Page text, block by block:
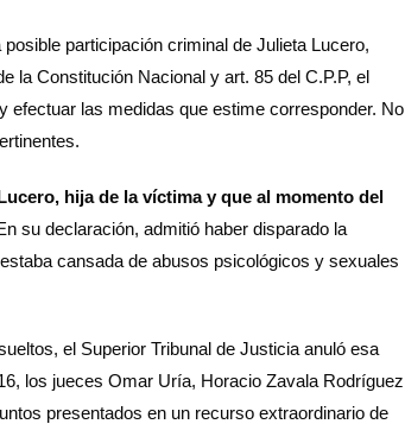
participación criminal de Julieta Lucero,
la Constitución Nacional y art. 85 del C.P.P, el
efectuar las medidas que estime corresponder. No
hija de la víctima y que al momento del
su declaración, admitió haber disparado la
cansada de abusos psicológicos y sexuales
el Superior Tribunal de Justicia anuló esa
los jueces Omar Uría, Horacio Zavala Rodríguez
presentados en un recurso extraordinario de